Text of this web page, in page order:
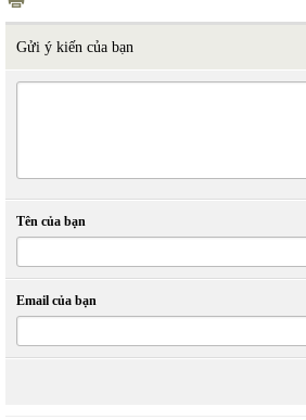
Gửi ý kiến của bạn
Tên của bạn
Email của bạn